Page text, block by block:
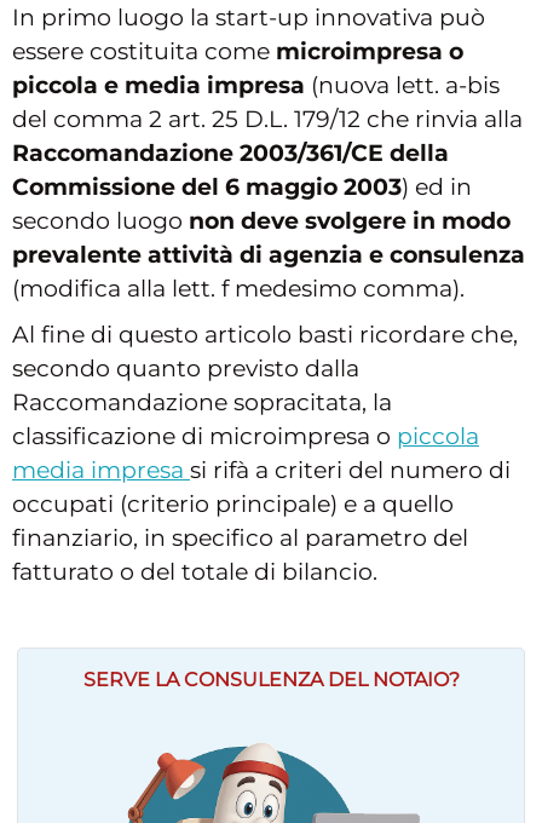
In primo luogo la start-up innovativa può
essere costituita come microimpresa o
piccola e media impresa (nuova lett. a-bis
del comma 2 art. 25 D.L. 179/12 che rinvia alla
Raccomandazione 2003/361/CE della
Commissione del 6 maggio 2003) ed in
secondo luogo non deve svolgere in modo
prevalente attività di agenzia e consulenza
(modifica alla lett. f medesimo comma).
Al fine di questo articolo basti ricordare che,
secondo quanto previsto dalla
Raccomandazione sopracitata, la
classificazione di microimpresa o piccola
media impresa si rifà a criteri del numero di
occupati (criterio principale) e a quello
finanziario, in specifico al parametro del
fatturato o del totale di bilancio.
SERVE LA CONSULENZA DEL NOTAIO?